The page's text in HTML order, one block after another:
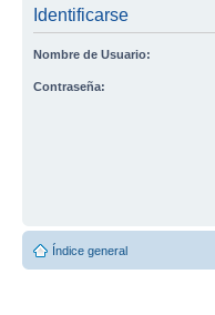
Identificarse
Nombre de Usuario:
Contraseña:
Índice general